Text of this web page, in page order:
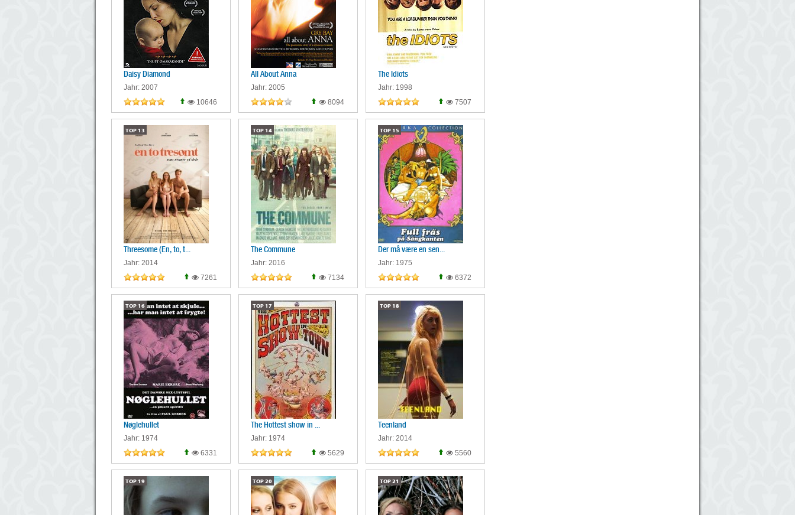
Daisy Diamond
Jahr: 2007
10646
All About Anna
Jahr: 2005
8094
The Idiots
Jahr: 1998
7507
TOP 13
Threesome (En, to, t...
Jahr: 2014
7261
TOP 14
The Commune
Jahr: 2016
7134
TOP 15
Der må være en sen...
Jahr: 1975
6372
TOP 16
Nøglehullet
Jahr: 1974
6331
TOP 17
The Hottest show in ...
Jahr: 1974
5629
TOP 18
Teenland
Jahr: 2014
5560
TOP 19 TOP 20 TOP 21